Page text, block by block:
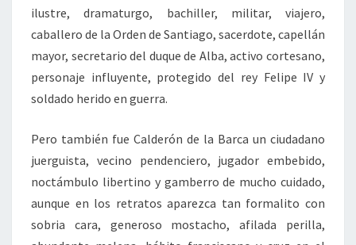
ilustre, dramaturgo, bachiller, militar, viajero,
caballero de la Orden de Santiago, sacerdote, capellán
mayor, secretario del duque de Alba, activo cortesano,
personaje influyente, protegido del rey Felipe IV y
soldado herido en guerra.
Pero también fue Calderón de la Barca un ciudadano
juerguista, vecino pendenciero, jugador embebido,
noctámbulo libertino y gamberro de mucho cuidado,
aunque en los retratos aparezca tan formalito con
sobria cara, generoso mostacho, afilada perilla,